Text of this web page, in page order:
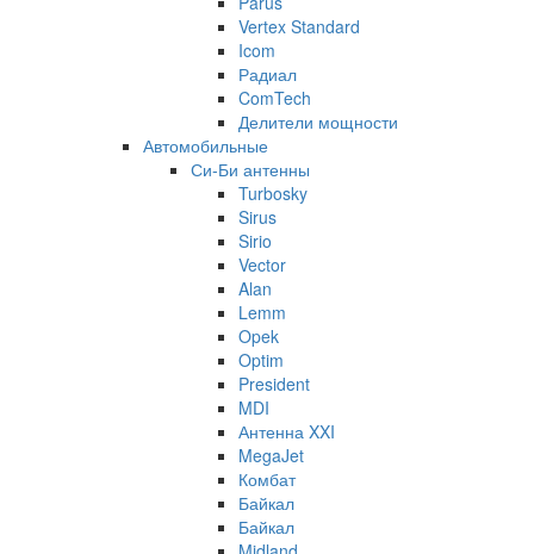
Vertex Standard
Icom
Радиал
ComTech
Делители мощности
Автомобильные
Си-Би антенны
Turbosky
Sirus
Sirio
Vector
Alan
Lemm
Opek
Optim
President
MDI
Антенна XXI
MegaJet
Комбат
Байкал
Байкал